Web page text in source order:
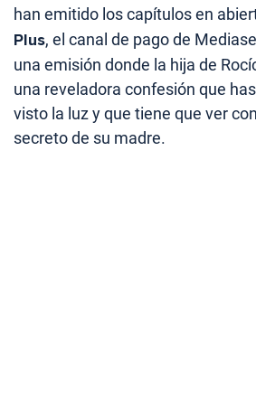
han emitido los capítulos en
Plus, el canal de pago de
una emisión donde la hija de
una reveladora confesión que
visto la luz y que tiene que ver
secreto de su madre.